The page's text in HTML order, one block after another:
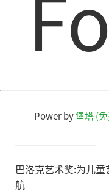
Power by堡塔 (
巴洛克艺术奖:为儿
航